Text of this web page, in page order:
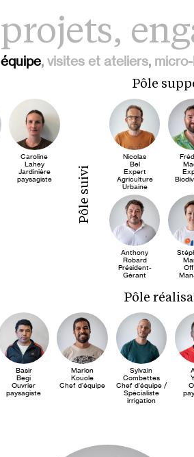
projets,
équipe visites et ateliers
Pôle
Caroline
Lahey
Jardinière
paysagiste
Pôle suivi
Nicolas
Bel
Expert
Agriculture
Urbaine
Anthony
Robard
Président-
Gérant
Pôle
Basir
Begi
Ouvrier
paysagiste
Marlon
Kouole
Chef d'équipe
Sylvain
Combettes
Chef d'équipe /
Spécialiste
irrigation